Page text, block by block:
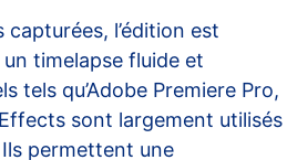
l’édition est
timelapse fluide et
tels qu’Adobe Premiere Pro,
sont largement utilisés
permettent une